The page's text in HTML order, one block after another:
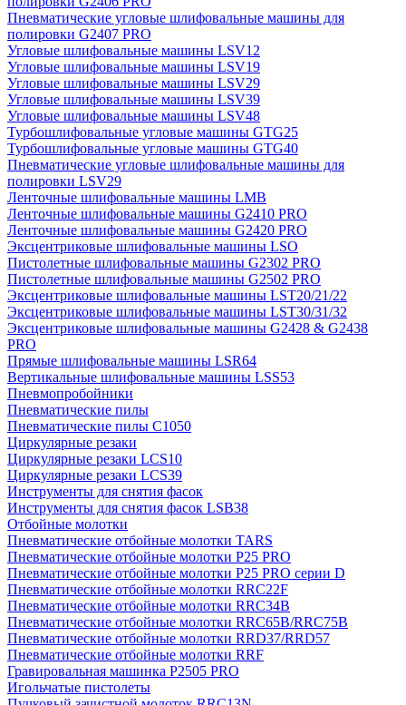
Пневматические угловые шлифовальные машины для
полировки G2407 PRO
Угловые шлифовальные машины LSV12
Угловые шлифовальные машины LSV19
Угловые шлифовальные машины LSV29
Угловые шлифовальные машины LSV39
Угловые шлифовальные машины LSV48
Турбошлифовальные угловые машины GTG25
Турбошлифовальные угловые машины GTG40
Пневматические угловые шлифовальные машины для
полировки LSV29
Ленточные шлифовальные машины LMB
Ленточные шлифовальные машины G2410 PRO
Ленточные шлифовальные машины G2420 PRO
Эксцентриковые шлифовальные машины LSO
Пистолетные шлифовальные машины G2302 PRO
Пистолетные шлифовальные машины G2502 PRO
Эксцентриковые шлифовальные машины LST20/21/22
Эксцентриковые шлифовальные машины LST30/31/32
Эксцентриковые шлифовальные машины G2428 & G2438
PRO
Прямые шлифовальные машины LSR64
Вертикальные шлифовальные машины LSS53
Пневмопробойники
Пневматические пилы
Пневматические пилы C1050
Циркулярные резаки
Циркулярные резаки LCS10
Циркулярные резаки LCS39
Инструменты для снятия фасок
Инструменты для снятия фасок LSB38
Отбойные молотки
Пневматические отбойные молотки TARS
Пневматические отбойные молотки P25 PRO
Пневматические отбойные молотки P25 PRO серии D
Пневматические отбойные молотки RRC22F
Пневматические отбойные молотки RRC34B
Пневматические отбойные молотки RRC65B/RRC75B
Пневматические отбойные молотки RRD37/RRD57
Пневматические отбойные молотки RRF
Гравировальная машинка P2505 PRO
Игольчатые пистолеты